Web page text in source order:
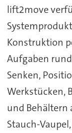
lift2move
Konstruktion
Aufgaben
Senken,
Werkstücken,
und Behältern
Stauch-